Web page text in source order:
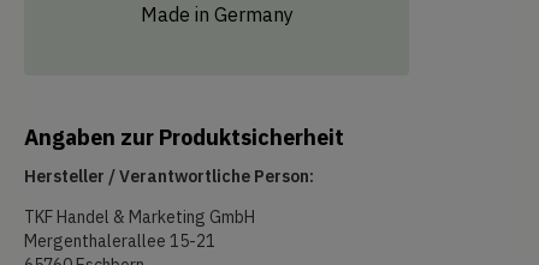
Made in Germany
Angaben zur Produktsicherheit
Hersteller / Verantwortliche Person:
TKF Handel & Marketing GmbH
Mergenthalerallee 15-21